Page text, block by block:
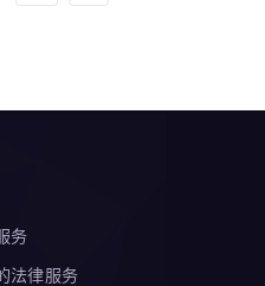
务
法律服务